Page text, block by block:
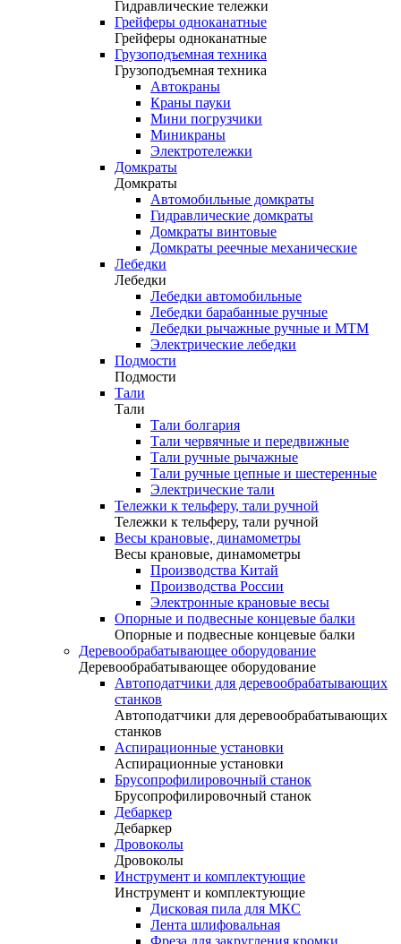
Гидравлические тележки
Грейферы одноканатные
Грейферы одноканатные
Грузоподъемная техника
Грузоподъемная техника
Автокраны
Краны пауки
Мини погрузчики
Миникраны
Электротележки
Домкраты
Домкраты
Автомобильные домкраты
Гидравлические домкраты
Домкраты винтовые
Домкраты реечные механические
Лебедки
Лебедки
Лебедки автомобильные
Лебедки барабанные ручные
Лебедки рычажные ручные и МТМ
Электрические лебедки
Подмости
Подмости
Тали
Тали
Тали болгария
Тали червячные и передвижные
Тали ручные рычажные
Тали ручные цепные и шестеренные
Электрические тали
Тележки к тельферу, тали ручной
Тележки к тельферу, тали ручной
Весы крановые, динамометры
Весы крановые, динамометры
Производства Китай
Производства России
Электронные крановые весы
Опорные и подвесные концевые балки
Опорные и подвесные концевые балки
Деревообрабатывающее оборудование
Деревообрабатывающее оборудование
Автоподатчики для деревообрабатывающих
станков
Автоподатчики для деревообрабатывающих
станков
Аспирационные установки
Аспирационные установки
Брусопрофилировочный станок
Брусопрофилировочный станок
Дебаркер
Дебаркер
Дровоколы
Дровоколы
Инструмент и комплектующие
Инструмент и комплектующие
Дисковая пила для МКС
Лента шлифовальная
Фреза для закругления кромки